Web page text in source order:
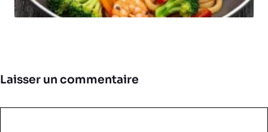
Laisser un commentaire